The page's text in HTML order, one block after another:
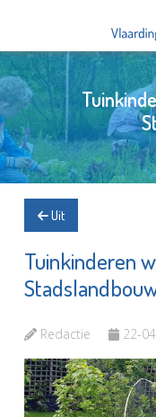
Uit
Tuinkinderen
Redactie 22-